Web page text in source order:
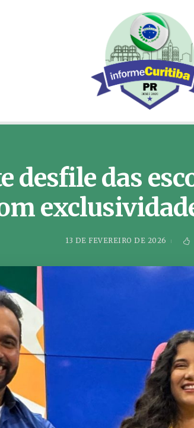
das
13 DE FEVEREIRO DE 2026